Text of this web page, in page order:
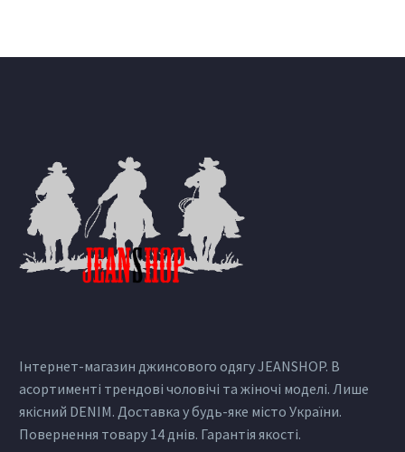
Інтернет-магазин джинсового одягу JEANSHOP. В
асортименті трендові чоловічі та жіночі моделі. Лише
якісний DENIM. Доставка у будь-яке місто України.
Повернення товару 14 днів. Гарантія якості.